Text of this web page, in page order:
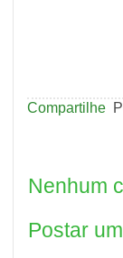
Compartilhe
Nenhum
Postar